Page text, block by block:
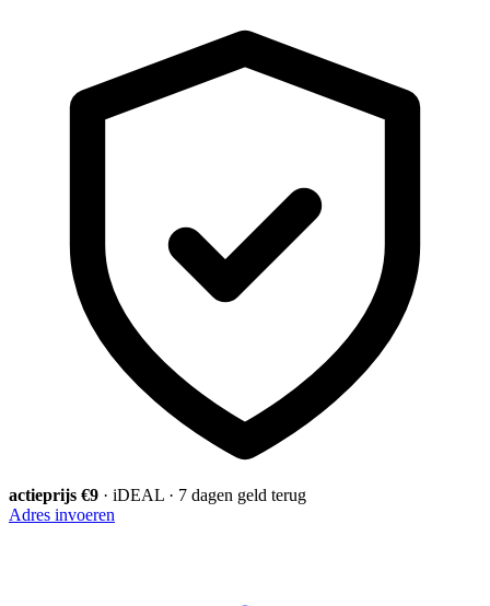
actieprijs €9 · iDEAL · 7 dagen geld terug
Adres invoeren